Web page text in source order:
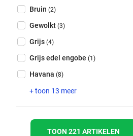
Bruin (2)
Gewolkt (3)
Grijs (4)
Grijs edel engobe (1)
Havana (8)
+ toon 13 meer
TOON 221 ARTIKELEN